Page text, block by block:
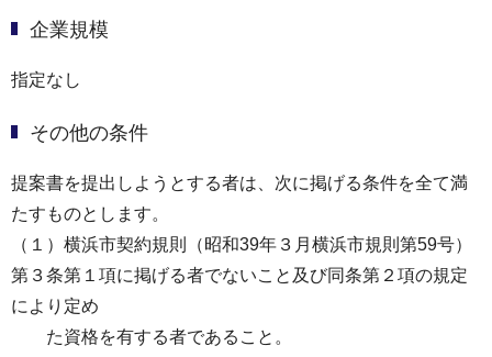
企業規模
指定なし
その他の条件
提案書を提出しようとする者は、次に掲げる条件を全て満
たすものとします。
（１）横浜市契約規則（昭和39年３月横浜市規則第59号）
第３条第１項に掲げる者でないこと及び同条第２項の規定
により定め
た資格を有する者であること。